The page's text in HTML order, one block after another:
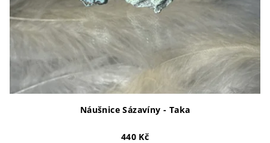
Náušnice Sázavíny - Taka
440 Kč